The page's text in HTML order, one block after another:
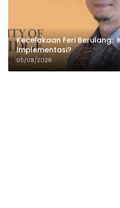
Kecelakaan Feri Berulang:
Implementasi?
05/08/2026